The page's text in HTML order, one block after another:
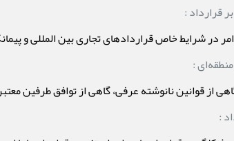
قرارداد :
در شرایط خاص قراردادهای تجاری بین المللی و
:
از قوانین نانوشته عرفی، گاهی از توافق طرفین
: